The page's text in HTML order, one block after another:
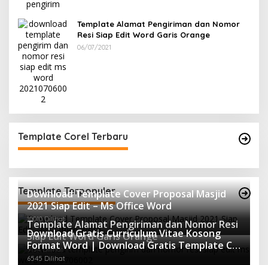
Template Alamat Pengiriman dan Nomor
Resi Siap Edit Word Garis Orange
06/07/2021
Template Corel Terbaru
Template Terpopuler
Download Template Cover Proposal Masjid
2021 Siap Edit – Ms Office Word
10010 Dilihat
Template Alamat Pengiriman dan Nomor Resi
Siap Edit Word Garis Orange
9154 Dilihat
Download Gratis Curriculum Vitae Kosong
Format Word | Download Gratis Template CV
Lamaran Kerja Doc Mudah Diedit
6545 Dilihat